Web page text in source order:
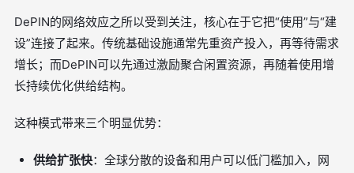
DePIN的网络效应之所以受到关注，核心在于它把“使用”与“建
设”连接了起来。传统基础设施通常先重资产投入，再等待需求
增长；而DePIN可以先通过激励聚合闲置资源，再随着使用增
长持续优化供给结构。
这种模式带来三个明显优势：
供给扩张快：全球分散的设备和用户可以低门槛加入，网